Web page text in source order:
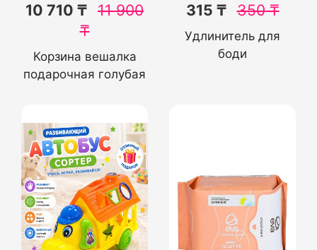
10 710 ₸ 11 900
₸
Корзина вешалка
подарочная голубая
315 ₸ 350₸
Удлинитель для
боди